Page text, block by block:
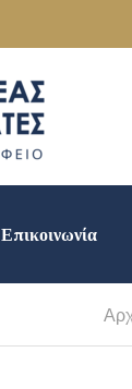
Επικοινωνία